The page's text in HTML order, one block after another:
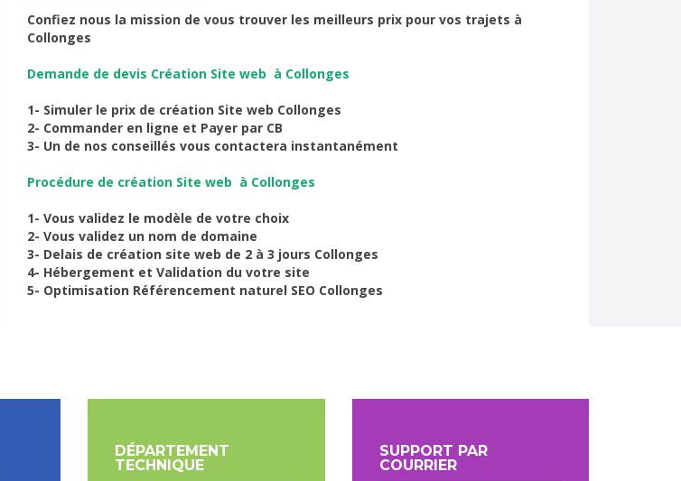
Confiez nous la mission de vous trouver les meilleurs prix pour vos trajets à
Collonges
Demande de devis Création Site web à Collonges
1- Simuler le prix de création Site web Collonges
2- Commander en ligne et Payer par CB
3- Un de nos conseillés vous contactera instantanément
Procédure de création Site web à Collonges
1- Vous validez le modèle de votre choix
2- Vous validez un nom de domaine
3- Delais de création site web de 2 à 3 jours Collonges
4- Hébergement et Validation du votre site
5- Optimisation Référencement naturel SEO Collonges
DÉPARTEMENT
TECHNIQUE
SUPPORT PAR
COURRIER